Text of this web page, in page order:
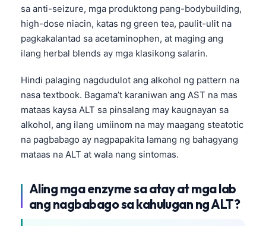
sa anti-seizure, mga produktong pang-bodybuilding,
high-dose niacin, katas ng green tea, paulit-ulit na
pagkakalantad sa acetaminophen, at maging ang
ilang herbal blends ay mga klasikong salarin.
Hindi palaging nagdudulot ang alkohol ng pattern na
nasa textbook. Bagama’t karaniwan ang AST na mas
mataas kaysa ALT sa pinsalang may kaugnayan sa
alkohol, ang ilang umiinom na may maagang steatotic
na pagbabago ay nagpapakita lamang ng bahagyang
mataas na ALT at wala nang sintomas.
Aling mga enzyme sa atay at mga lab
ang nagbabago sa kahulugan ng ALT?
ગુજરાતી
ಕನ್ನಡ
Bahasa Melayu
Tiếng Việt
ไทย
ဗမာစာ
Kiswahili
አማርኛ
Українська